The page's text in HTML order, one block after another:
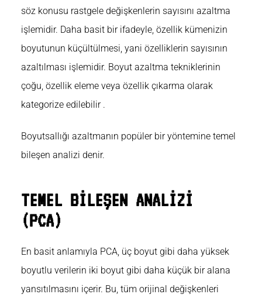
söz konusu rastgele değişkenlerin sayısını azaltma
işlemidir. Daha basit bir ifadeyle, özellik kümenizin
boyutunun küçültülmesi, yani özelliklerin sayısının
azaltılması işlemidir. Boyut azaltma tekniklerinin
çoğu, özellik eleme veya özellik çıkarma olarak
kategorize edilebilir .
Boyutsallığı azaltmanın popüler bir yöntemine temel
bileşen analizi denir.
TEMEL BİLEŞEN ANALİZİ
(PCA)
En basit anlamıyla PCA, üç boyut gibi daha yüksek
boyutlu verilerin iki boyut gibi daha küçük bir alana
yansıtılmasını içerir. Bu, tüm orijinal değişkenleri